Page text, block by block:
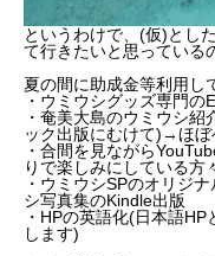
というわけで、(仮)とし
て行きたいと思っている
夏の間に助成金等利用し
・ウミウシグッズ専門の
・奄美大島のウミウシ
ック出版にむけて)→ほ
・合間を見ながら
りで楽しみにしている方
・ウミウシSPのオリジ
シ写真集のKindle出版
・HPの英語化(日本語
します)